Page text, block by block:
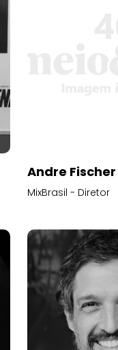
Andre Fischer
MixBrasil - Diretor